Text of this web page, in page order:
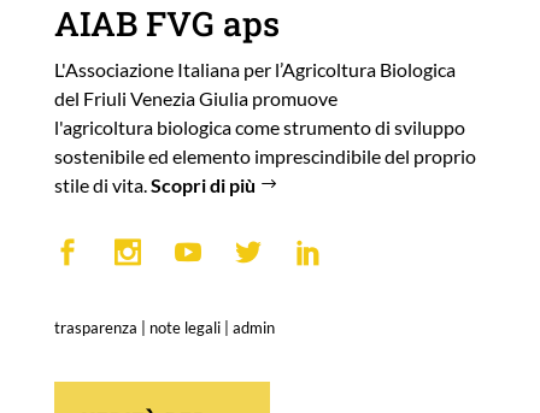
AIAB FVG aps
L'Associazione Italiana per l’Agricoltura Biologica
del Friuli Venezia Giulia promuove
l'agricoltura biologica come strumento di sviluppo
sostenibile ed elemento imprescindibile del proprio
stile di vita.Scopri di più
trasparenza note legali| admin